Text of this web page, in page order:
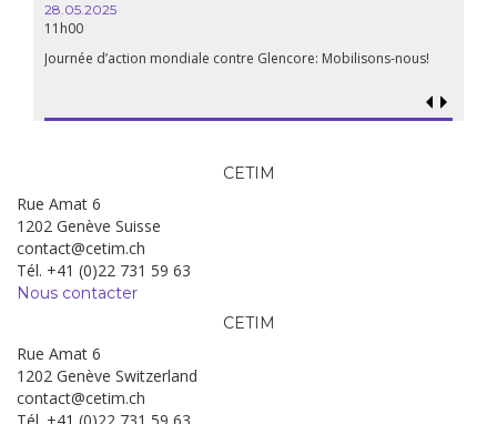
28.05.2025
11h00
Journée d’action mondiale contre Glencore: Mobilisons-nous!
CETIM
Rue Amat 6
1202 Genève Suisse
contact@cetim.ch
Tél. +41 (0)22 731 59 63
Nous contacter
CETIM
Rue Amat 6
1202 Genève Switzerland
contact@cetim.ch